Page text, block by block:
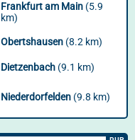
Frankfurt am Main (5.9
km)
Obertshausen (8.2 km)
Dietzenbach (9.1 km)
Niederdorfelden (9.8 km)